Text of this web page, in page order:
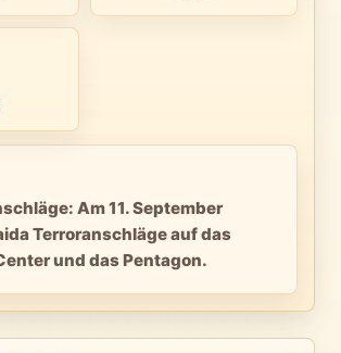
Am 11. September
Terroranschläge auf das
und das Pentagon.